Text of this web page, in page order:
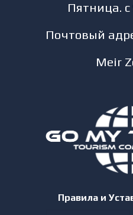
Пятница.
Почтовый
Meir
Правила и